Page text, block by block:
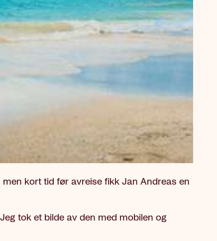
kort tid før avreise fikk Jan Andreas en
tok et bilde av den med mobilen og